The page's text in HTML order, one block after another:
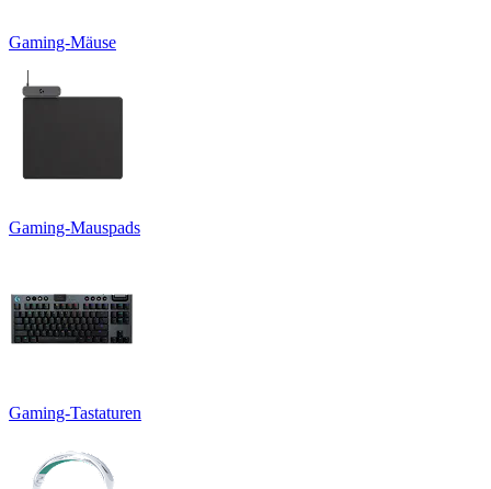
Gaming-Mäuse
Gaming-Mauspads
Gaming-Tastaturen